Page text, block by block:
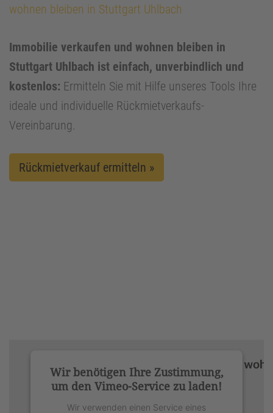
wohnen bleiben in Stuttgart Uhlbach
Immobilie verkaufen und wohnen bleiben in
Stuttgart Uhlbach ist einfach, unverbindlich und
kostenlos: Ermitteln Sie mit Hilfe unseres Tools Ihre
ideale und individuelle Rückmietverkaufs-
Vereinbarung.
Rückmietverkauf ermitteln »
Wir benötigen Ihre Zustimmung,
um den Vimeo-Service zu laden!
Wir verwenden einen Service eines